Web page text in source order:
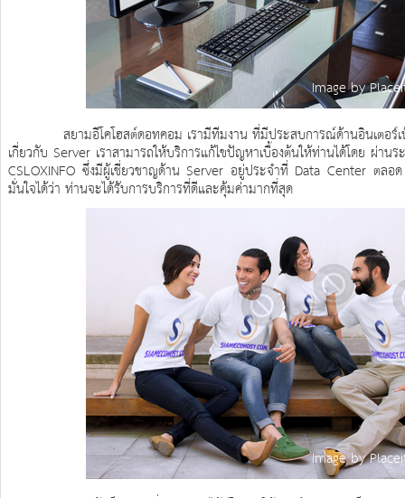
Image by
สยามอีโคโฮสต์ดอทคอม เรามีทีมงาน ที่มีประสบการณ์ด้านอินเตอร์เ
เกี่ยวกับ Server เราสามารถให้บริการแก้ไขปัญหาเบื้องต้นให้ท่านได้โดย ผ่า
CSLOXINFO ซึ่งมีผู้เชี่ยวชาญด้าน Server อยู่ประจำที่ Data Center ตลอ
มั่นใจได้ว่า ท่านจะได้รับการบริการที่ดีและคุ้มค่ามากที่สุด
Image by